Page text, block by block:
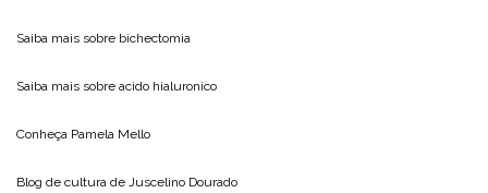
Saiba mais sobre bichectomia
Saiba mais sobre acido hialuronico
Conheça Pamela Mello
Blog de cultura de Juscelino Dourado